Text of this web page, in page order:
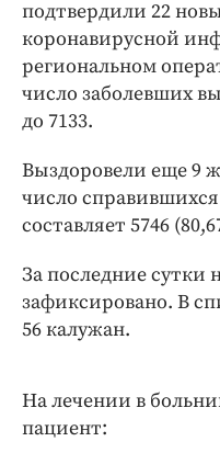
Интересное
Клиника года
Бренд года
Работодатель
подтвердили 22
коронавирусной
региональном
число заболевших
до 7133.
Выздоровели еще 9
число справившихся
составляет 5746
За последние сутки
зафиксировано. В
56 калужан.
На лечении в
пациент: